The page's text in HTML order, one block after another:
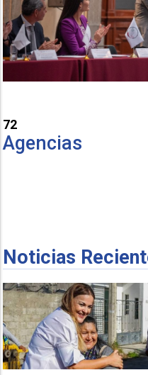
72
Agencias
Noticias